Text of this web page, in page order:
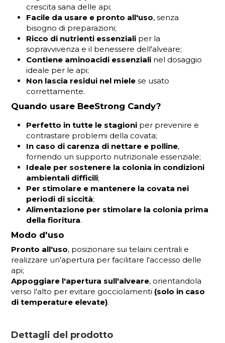
crescita sana delle api;
Facile da usare e pronto all'uso, senza
bisogno di preparazioni;
Ricco di nutrienti essenziali per la
sopravvivenza e il benessere dell'alveare;
Contiene aminoacidi essenziali nel dosaggio
ideale per le api;
Non lascia residui nel miele se usato
correttamente.
Quando usare BeeStrong Candy?
Perfetto in tutte le stagioni per prevenire e
contrastare problemi della covata;
In caso di carenza di nettare e polline,
fornendo un supporto nutrizionale essenziale;
Ideale per sostenere la colonia in condizioni
ambientali difficili;
Per stimolare e mantenere la covata nei
periodi di siccità;
Alimentazione per stimolare la colonia prima
della fioritura.
Modo d'uso
Pronto all'uso, posizionare sui telaini centrali e
realizzare un'apertura per facilitare l'accesso delle
api;
Appoggiare l'apertura sull'alveare, orientandola
verso l'alto per evitare gocciolamenti (solo in caso
di temperature elevate).
Dettagli del prodotto